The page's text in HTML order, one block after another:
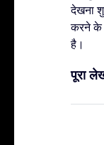
देखना
करने के
है।
पूरा